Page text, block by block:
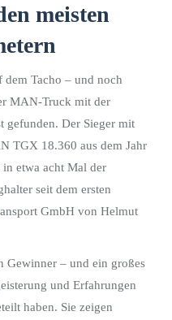
meisten
Tacho – und noch
MAN-Truck mit der
gefunden. Der Sieger mit
TGX 18.360 aus dem Jahr
etwa acht Mal der
seit dem ersten
GmbH von Helmut
Gewinner – und ein großes
und Erfahrungen
haben. Sie zeigen